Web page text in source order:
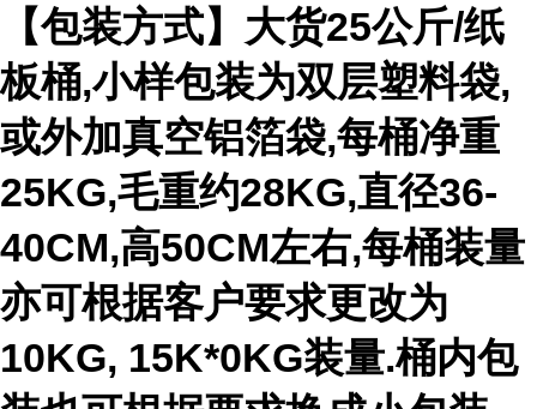
【包装方式】大货25公斤/纸
板桶,小样包装为双层塑料袋,
或外加真空铝箔袋,每桶净重
25KG,毛重约28KG,直径36-
40CM,高50CM左右,每桶装量
亦可根据客户要求更改为
10KG, 15K*0KG装量.桶内包